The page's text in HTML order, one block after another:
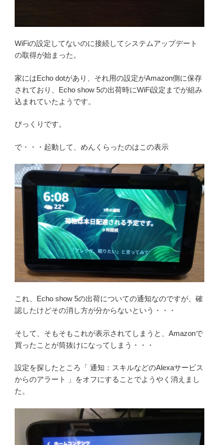
WiFiの設定してないのに接続してシステムアップデート
の取得が始まった。
家にはEcho dotがあり、それ用の設定がAmazon側に保存
されており、Echo show 5の出荷時にWiFi設定までが組み
込まれていたようです。
びっくりです。
で・・・起動して、めんくらったのはこの表示
これ、Echo show 5の出荷についての通知なのですが、確
認したけどその消し方が分からないという・・・
そして、そもそもこれが表示されてしまうと、Amazonで
買ったことが筒抜けになってしまう・・・
設定を探したところ「 通知：スキルなどのAlexaサービス
からのアラート 」をオフにすることでようやく消えまし
た。